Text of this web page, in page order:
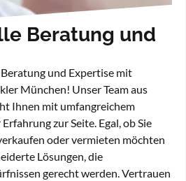
Beratung und
und Expertise mit
München! Unser Team aus
Ihnen mit umfangreichem
zur Seite. Egal, ob Sie
oder vermieten möchten
Lösungen, die
gerecht werden. Vertrauen